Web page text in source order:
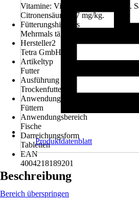
Vitamine: Vitamin D3 1054 IE/kg.
Citronensäure 167 mg/kg.
Fütterungshinweis
Mehrmals täglich in kleinen
Hersteller2
Tetra GmbH
Artikeltyp
Futter
Ausführung
Trockenfutter
Anwendung
Füttern
Anwendungsbereich
Fische
Darreichungsform
Tabletten
EAN
4004218189201
Produktdatenblatt
Beschreibung
Bereich überspringen